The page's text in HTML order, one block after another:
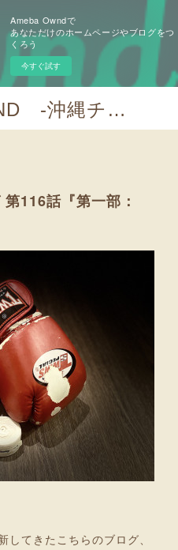
Ameba Owndで
あなただけのホームページやブログをつ
くろう
今すぐ試す
SOUTH BOUND -沖縄チャンプルお囃子コア-
116話『第一部：
てきたこちらのブログ、